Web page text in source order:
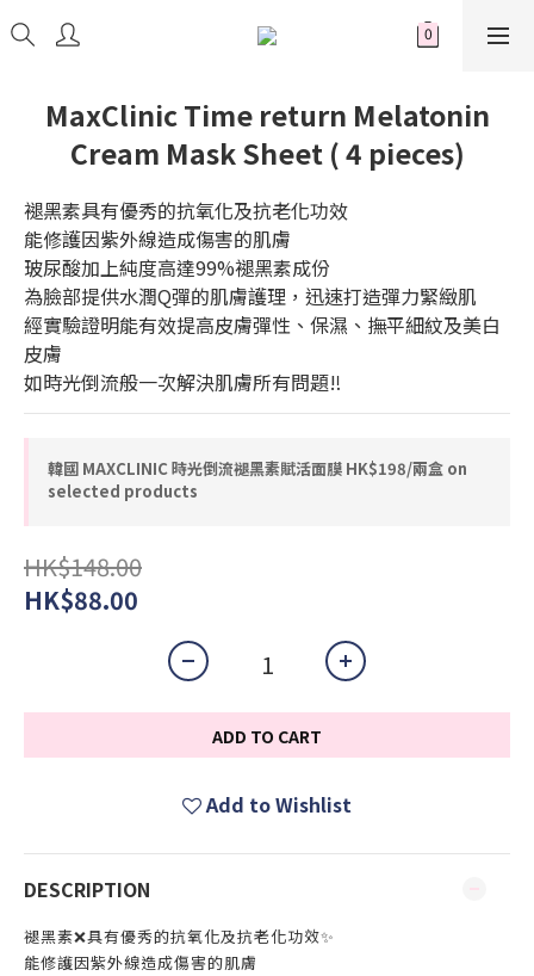
MaxClinic Time return Melatonin
Cream Mask Sheet ( 4 pieces)
褪黑素具有優秀的抗氧化及抗老化功效
能修護因紫外線造成傷害的肌膚
玻尿酸加上純度高達99%褪黑素成份
為臉部提供水潤Q彈的肌膚護理，迅速打造彈力緊緻肌
經實驗證明能有效提高皮膚彈性、保濕、撫平細紋及美白
皮膚
如時光倒流般一次解決肌膚所有問題‼️
韓國 MAXCLINIC 時光倒流褪黑素賦活面膜 HK$198/兩盒 on
selected products
HK$148.00
HK$88.00
ADD TO CART
Add to Wishlist
DESCRIPTION
褪黑素❌具有優秀的抗氧化及抗老化功效✨
能修護因紫外線造成傷害的肌膚